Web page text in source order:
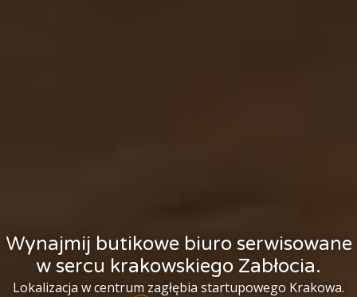
Wynajmij butikowe biuro serwisowane
w sercu krakowskiego Zabłocia.
Lokalizacja w centrum zagłębia startupowego Krakowa.